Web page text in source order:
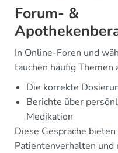
Forum- &
In Online-Foren und
tauchen häufig Themen
Die korrekte
Berichte über
Medikation
Diese Gespräche
Patientenverhalten und